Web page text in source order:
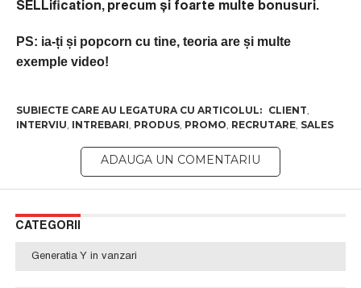
SELLification, precum și foarte multe bonusuri.
PS: ia-ți și popcorn cu tine, teoria are și multe
exemple video!
CLIENT,
INTERVIU, INTREBARI, PRODUS, PROMO, RECRUTARE, SALES
CATEGORII
Generatia Y in vanzari